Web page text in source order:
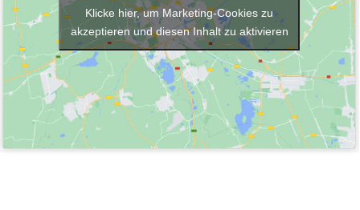
Klicke hier, um Marketing-Cookies zu
akzeptieren und diesen Inhalt zu aktivieren